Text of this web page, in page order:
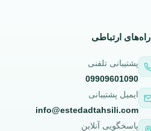
راه‌های ارتباطی
پشتیبانی تلفنی
09909601090
ایمیل پشتیبانی
info@estedadtahsili.com
پاسخگویی آنلاین